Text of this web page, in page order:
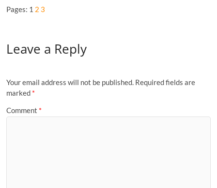
Pages: 1 2 3
Leave a Reply
Your email address will not be published. Required fields are
marked *
Comment *